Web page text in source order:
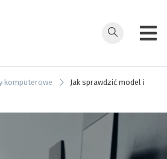
komputerowe
Jak sprawdzić model i